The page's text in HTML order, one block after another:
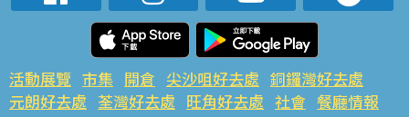
活動展覽 市集 開倉 尖沙咀好去處 銅鑼灣好去處
元朗好去處 荃灣好去處 旺角好去處 社會 餐廳情報